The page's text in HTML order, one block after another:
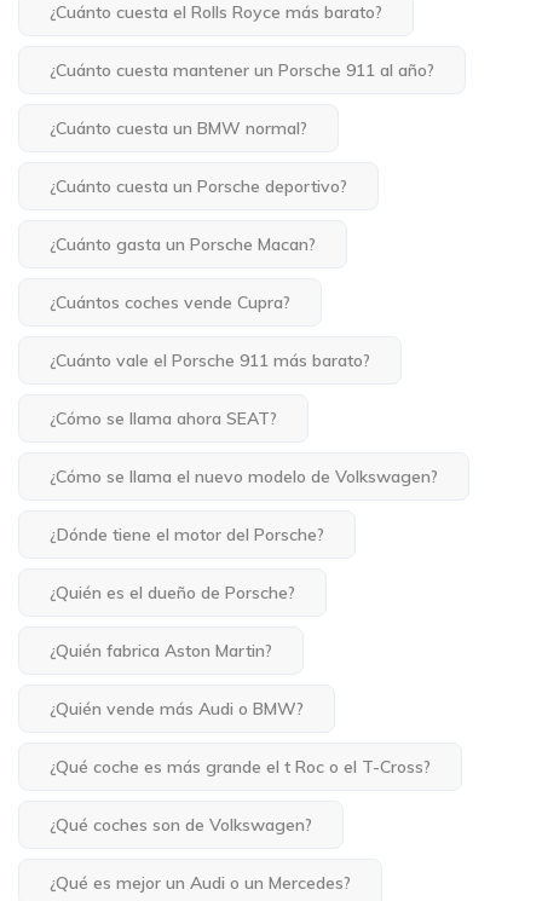
¿Cuánto cuesta el Rolls Royce más barato?
¿Cuánto cuesta mantener un Porsche 911 al año?
¿Cuánto cuesta un BMW normal?
¿Cuánto cuesta un Porsche deportivo?
¿Cuánto gasta un Porsche Macan?
¿Cuántos coches vende Cupra?
¿Cuánto vale el Porsche 911 más barato?
¿Cómo se llama ahora SEAT?
¿Cómo se llama el nuevo modelo de Volkswagen?
¿Dónde tiene el motor del Porsche?
¿Quién es el dueño de Porsche?
¿Quién fabrica Aston Martin?
¿Quién vende más Audi o BMW?
¿Qué coche es más grande el t Roc o el T-Cross?
¿Qué coches son de Volkswagen?
¿Qué es mejor un Audi o un Mercedes?